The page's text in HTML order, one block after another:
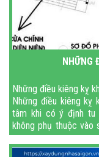
NHỮNG
Những điều kiêng kỵ
Những điều kiêng kỵ
tâm khi có ý định tu
không phụ thuộc vào
tầng